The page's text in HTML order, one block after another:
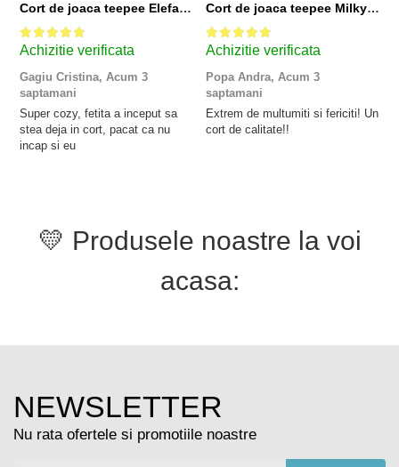
Cort de joaca teepee Elefanti - bej
Achizitie verificata
Gagiu Cristina, Acum 3
saptamani
Super cozy, fetita a inceput sa
stea deja in cort, pacat ca nu
incap si eu
Cort de joaca teepee Milky Stars Personalizat
Achizitie verificata
Popa Andra, Acum 3
saptamani
Extrem de multumiti si fericiti! Un
cort de calitate!!
💛 Produsele noastre la voi
acasa:
NEWSLETTER
Nu rata ofertele si promotiile noastre